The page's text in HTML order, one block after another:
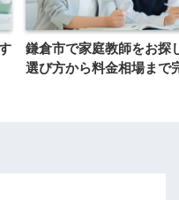
鎌倉市で家庭教師をお探
選び方から料金相場まで